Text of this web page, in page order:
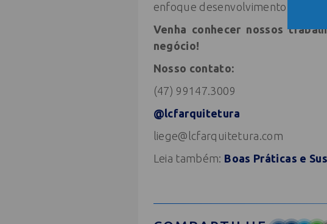
enfoque desenvolvimento de
Venha conhecer nossos
negócio!
Nosso contato:
(47) 99147.3009
@lcfarquitetura
liege@lcfarquitetura.com
Leia também: Boas Práticas e